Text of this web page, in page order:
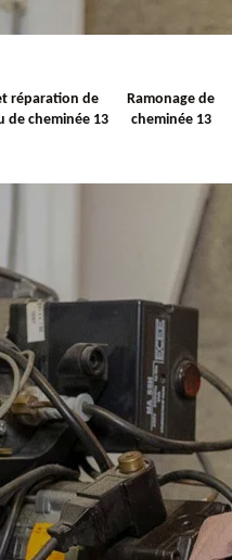
réparation de
de cheminée 13
Ramonage de
cheminée 13